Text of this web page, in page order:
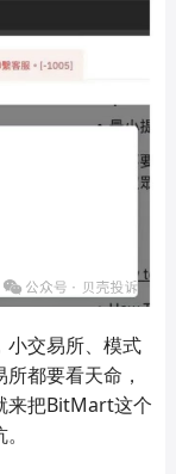
小交易所、模式
都要看天命，
来把BitMart这个